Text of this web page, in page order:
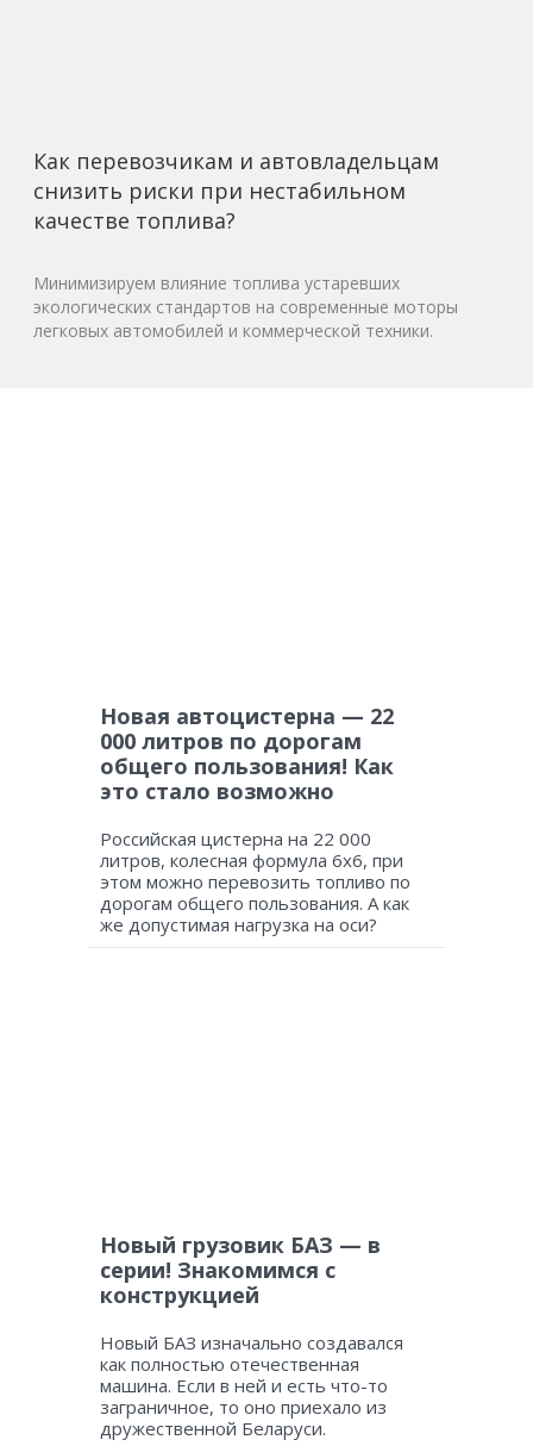
Как перевозчикам и автовладельцам
снизить риски при нестабильном
качестве топлива?
Минимизируем влияние топлива устаревших
экологических стандартов на современные моторы
легковых автомобилей и коммерческой техники.
Новая автоцистерна — 22
000 литров по дорогам
общего пользования! Как
это стало возможно
Российская цистерна на 22 000
литров, колесная формула 6х6, при
этом можно перевозить топливо по
дорогам общего пользования. А как
же допустимая нагрузка на оси?
Новый грузовик БАЗ — в
серии! Знакомимся с
конструкцией
Новый БАЗ изначально создавался
как полностью отечественная
машина. Если в ней и есть что-то
заграничное, то оно приехало из
дружественной Беларуси.